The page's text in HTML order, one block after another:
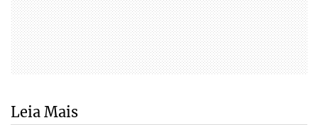
Leia Mais